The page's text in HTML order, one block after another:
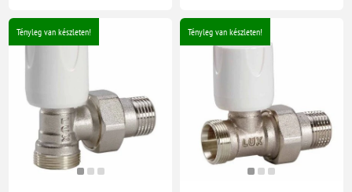
Tényleg van készleten! Tényleg van készleten!